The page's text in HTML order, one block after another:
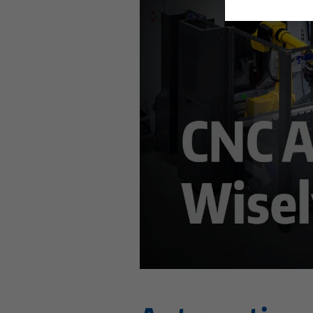
Questo video è ospitato su